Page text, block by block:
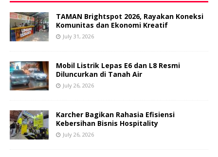
TAMAN Brightspot 2026, Rayakan Koneksi
Komunitas dan Ekonomi Kreatif
July 31, 2026
Mobil Listrik Lepas E6 dan L8 Resmi
Diluncurkan di Tanah Air
July 26, 2026
Karcher Bagikan Rahasia Efisiensi
Kebersihan Bisnis Hospitality
July 26, 2026